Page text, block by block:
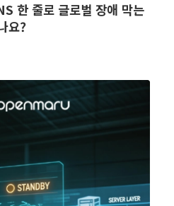
줄로 글로벌 장애 막는
요?